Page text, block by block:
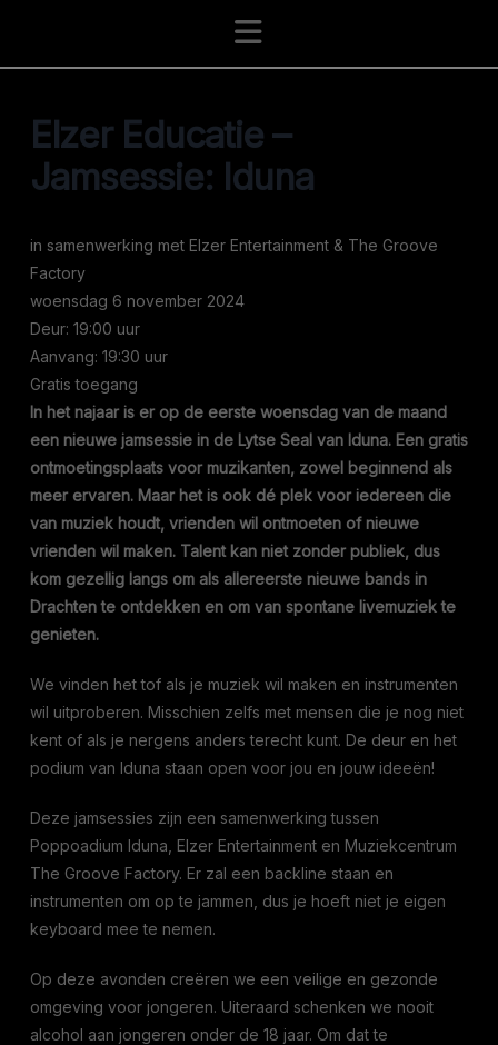
Navigation
Elzer Educatie –
Jamsessie: Iduna
in samenwerking met Elzer Entertainment & The Groove
Factory
woensdag 6 november 2024
Deur: 19:00 uur
Aanvang: 19:30 uur
Gratis toegang
In het najaar is er op de eerste woensdag van de maand
een nieuwe jamsessie in de Lytse Seal van Iduna. Een gratis
ontmoetingsplaats voor muzikanten, zowel beginnend als
meer ervaren. Maar het is ook dé plek voor iedereen die
van muziek houdt, vrienden wil ontmoeten of nieuwe
vrienden wil maken. Talent kan niet zonder publiek, dus
kom gezellig langs om als allereerste nieuwe bands in
Drachten te ontdekken en om van spontane livemuziek te
genieten.
We vinden het tof als je muziek wil maken en instrumenten
wil uitproberen. Misschien zelfs met mensen die je nog niet
kent of als je nergens anders terecht kunt. De deur en het
podium van Iduna staan open voor jou en jouw ideeën!
Deze jamsessies zijn een samenwerking tussen
Poppoadium Iduna, Elzer Entertainment en Muziekcentrum
The Groove Factory. Er zal een backline staan en
instrumenten om op te jammen, dus je hoeft niet je eigen
keyboard mee te nemen.
Op deze avonden creëren we een veilige en gezonde
omgeving voor jongeren. Uiteraard schenken we nooit
alcohol aan jongeren onder de 18 jaar. Om dat te